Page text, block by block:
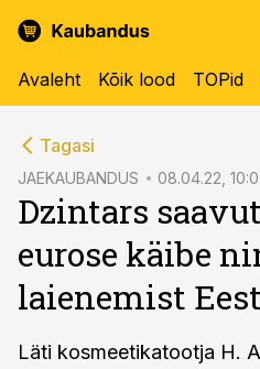
Avaleht Kõik lood TOPid
Tagasi
JAEKAUBANDUS 08.04.22,
Dzintars
eurose käibe
laienemist
Läti kosmeetikatootja H.